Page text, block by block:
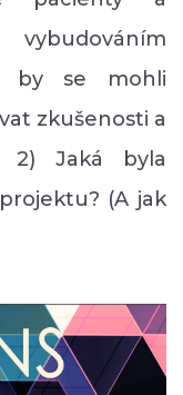
vybudováním
by se mohli
zkušenosti a
2) Jaká byla
(A jak